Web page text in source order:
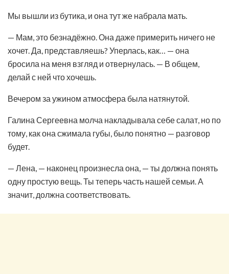
Мы вышли из бутика, и она тут же набрала мать.
— Мам, это безнадёжно. Она даже примерить ничего не
хочет. Да, представляешь? Уперлась, как… — она
бросила на меня взгляд и отвернулась. — В общем,
делай с ней что хочешь.
Вечером за ужином атмосфера была натянутой.
Галина Сергеевна молча накладывала себе салат, но по
тому, как она сжимала губы, было понятно — разговор
будет.
— Лена, — наконец произнесла она, — ты должна понять
одну простую вещь. Ты теперь часть нашей семьи. А
значит, должна соответствовать.